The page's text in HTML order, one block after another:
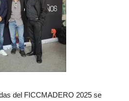
del FICCMADERO 2025 se